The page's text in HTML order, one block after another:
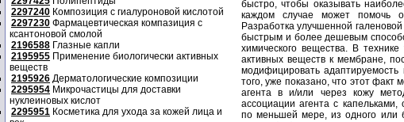
2297240 Композиция с гиалуроновой кислотой
2297230 Фармацевтическая компазиция с
ксантоновой смолой
2196588 Глазные капли
2195955 Применение биологически активных
веществ
2195926 Дерматологические композиции
2295954 Микрочастицы для доставки
нуклеиновых кислот
2295951 Косметика для ухода за кожей лица и